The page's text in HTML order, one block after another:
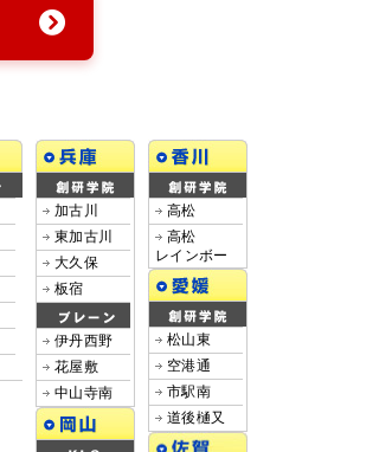
加古川
東加古川
大久保
板宿
伊丹西野
花屋敷
中山寺南
高松
高松
レインボー
松山東
空港通
市駅南
道後樋又